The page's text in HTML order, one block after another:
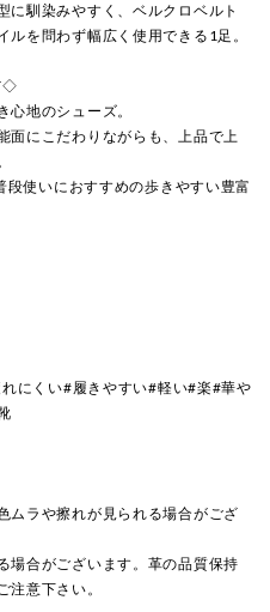
に馴染みやすく、ベルクロベルト
を問わず幅広く使用できる1足。
心地のシューズ。
面にこだわりながらも、上品で上
使いにおすすめの歩きやすい豊富
にくい#履きやすい#軽い#楽#華や
ムラや擦れが見られる場合がござ
場合がございます。革の品質保持
意下さい。